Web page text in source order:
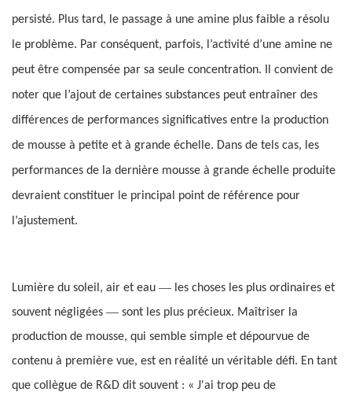
persisté. Plus tard, le passage à une amine plus faible a résolu
le problème. Par conséquent, parfois, l’activité d’une amine ne
peut être compensée par sa seule concentration. Il convient de
noter que l’ajout de certaines substances peut entraîner des
différences de performances significatives entre la production
de mousse à petite et à grande échelle. Dans de tels cas, les
performances de la dernière mousse à grande échelle produite
devraient constituer le principal point de référence pour
l’ajustement.
Lumière du soleil, air et eau — les choses les plus ordinaires et
souvent négligées — sont les plus précieux. Maîtriser la
production de mousse, qui semble simple et dépourvue de
contenu à première vue, est en réalité un véritable défi. En tant
que collègue de R&D dit souvent : « J'ai trop peu de